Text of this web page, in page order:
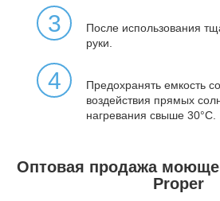
3
После использования
руки.
4
Предохранять емкость
воздействия прямых
нагревания свыше 30°C.
Оптовая продажа
Proper